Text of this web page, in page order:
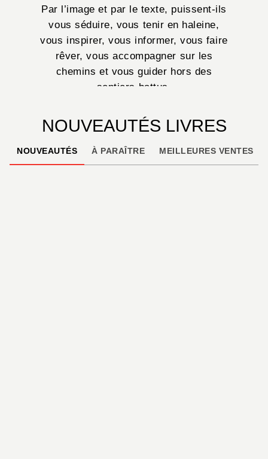
Par l’image et par le texte, puissent-ils
vous séduire, vous tenir en haleine,
vous inspirer, vous informer, vous faire
rêver, vous accompagner sur les
chemins et vous guider hors des
sentiers battus.
NOUVEAUTÉS LIVRES
NOUVEAUTÉS À PARAÎTRE MEILLEURES VENTES